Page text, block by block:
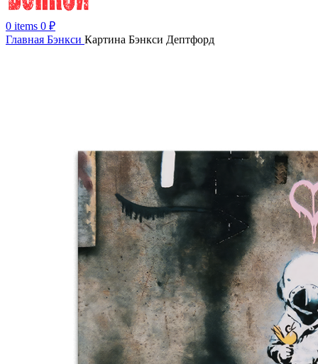
0 items 0 ₽
Главная Бэнкси Картина Бэнкси Дептфорд